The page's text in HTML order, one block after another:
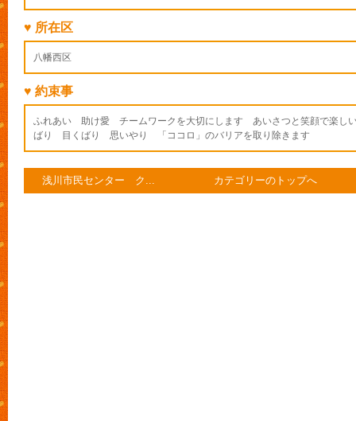
♥ 所在区
八幡西区
♥ 約束事
ふれあい 助け愛 チームワークを大切にします あいさつと笑顔で楽し
ばり 目くばり 思いやり 「ココロ」のバリアを取り除きます
浅川市民センター ク... カテゴリーのトップへ